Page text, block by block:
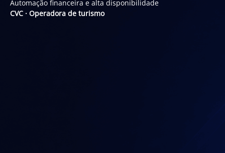
Automação financeira e alta disponibilidade
CVC · Operadora de turismo